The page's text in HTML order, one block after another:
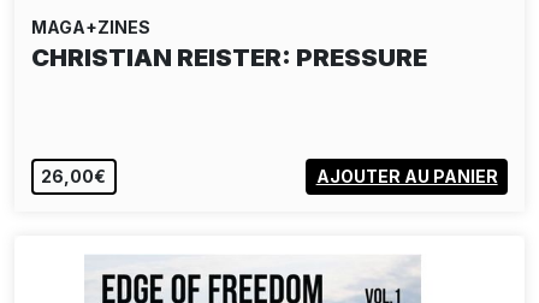
MAGA+ZINES
CHRISTIAN REISTER: PRESSURE
26,00€ AJOUTER AU PANIER